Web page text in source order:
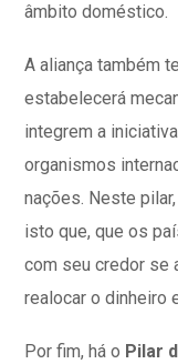
âmbito doméstico.
A aliança também
estabelecerá
integrem a
organismos
nações. Neste
isto que, que os
com seu credor se
realocar o dinheiro
Por fim, há o Pilar